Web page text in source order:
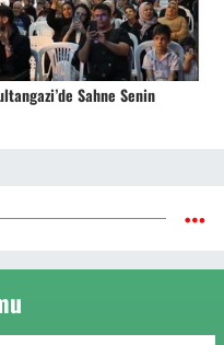
Sahne Senin